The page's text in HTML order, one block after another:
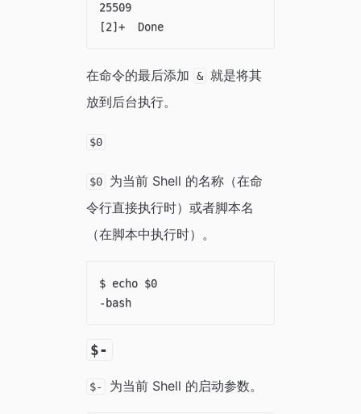
25509
在命令的最后添加 & 就是将其
放到后台执行。
$0
$0
为当前 Shell 的名称（在命
令行直接执行时）或者脚本名
（在脚本中执行时）。
$ echo $0
-bash
$-
$- 为当前 Shell 的启动参数。